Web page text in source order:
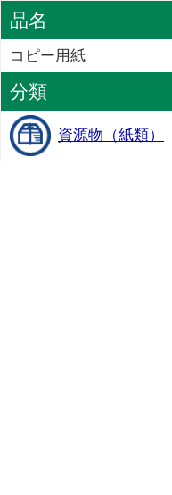
品名
コピー用紙
分類
資源物（紙類）